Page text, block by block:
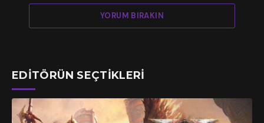
YORUM BIRAKIN
EDITÖRÜN SEÇTIKLERI